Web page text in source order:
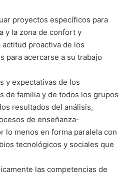
proyectos específicos para
y la zona de confort y
proactiva de los
para acercarse a su trabajo
y expectativas de los
de familia y de todos los grupos
resultados del análisis,
de enseñanza-
lo menos en forma paralela con
tecnológicos y sociales que
las competencias de